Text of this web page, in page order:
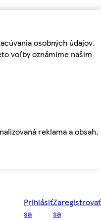
osobných údajov.
voľby oznámime našim
reklama a obsah,
Prihlásiť
sa
Zaregistrovať
sa